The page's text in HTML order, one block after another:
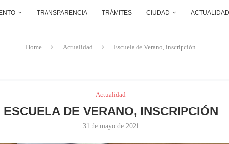
TRANSPARENCIA TRÁMITES CIUDAD ACTUALIDAD
Home Actualidad Escuela de Verano, inscripción
Actualidad
ESCUELA DE VERANO, INSCRIPCIÓN
31 de mayo de 2021